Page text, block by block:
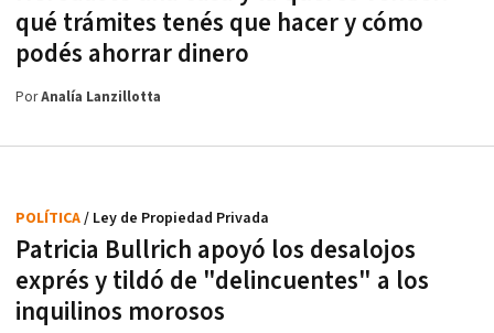
qué trámites tenés que hacer y cómo
podés ahorrar dinero
PorAnalía Lanzillotta
Patricia Bullrich apoyó los desalojos
exprés y tildó de "delincuentes" a los
inquilinos morosos
POLÍTICA/ Ley de Propiedad Privada